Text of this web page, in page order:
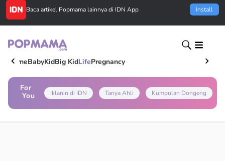
Baca artikel Popmama lainnya di IDN App Install
HomeBabyKidBig KidLifePregnancy
For
You
Iklanin di IDN Tanya Ahli Kumpulan Dongeng